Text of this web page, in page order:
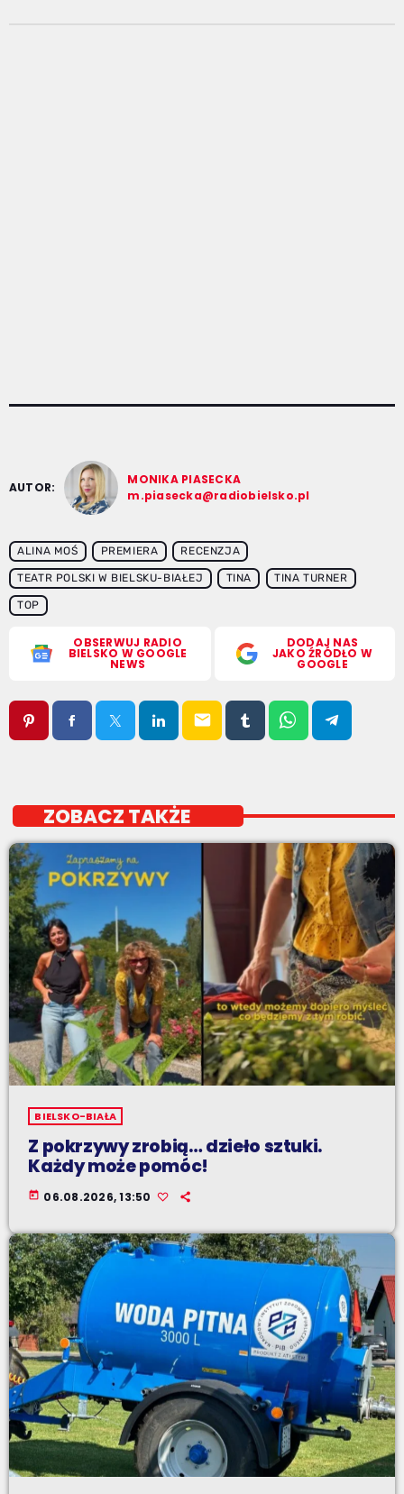
AUTOR:
MONIKA PIASECKA
m.piasecka@radiobielsko.pl
ALINA MOŚ PREMIERA RECENZJA
TEATR POLSKI W BIELSKU-BIAŁEJ TINA TINA TURNER
TOP
OBSERWUJ RADIO
BIELSKO W GOOGLE
NEWS
DODAJ NAS
JAKO ŹRÓDŁO W
GOOGLE
email
ZOBACZ TAKŻE
BIELSKO-BIAŁA
Z pokrzywy zrobią… dzieło sztuki.
Każdy może pomóc!
today 06.08.2026, 13:50